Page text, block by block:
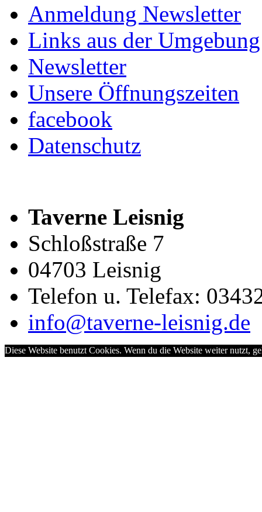
Anmeldung Newsletter
Links aus der Umgebung
Newsletter
Unsere Öffnungszeiten
facebook
Datenschutz
Taverne Leisnig
Schloßstraße 7
04703 Leisnig
Telefon u. Telefax:
info@taverne-leisnig.de
Diese Website benutzt Cookies. Wenn du die Website weiter nutzt,